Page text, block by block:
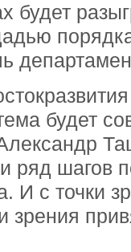
будет
будет
ряд шагов
И с точки
зрения